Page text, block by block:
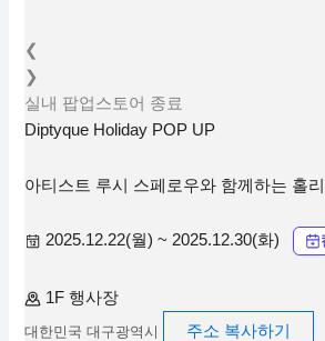
❮
❯
실내 팝업스토어 종료
Diptyque Holiday POP UP
아티스트 루시 스페로우와 함께하는 홀
2025.12.22(월) ~ 2025.12.30(화)
1F 행사장
대한민국 대구광역시 주소 복사하기